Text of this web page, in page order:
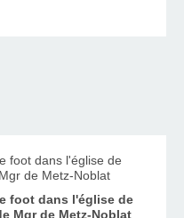
foot dans l'église de
Mgr de Metz-Noblat